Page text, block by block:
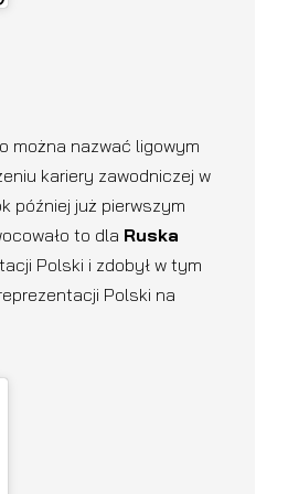
można nazwać ligowym
kariery zawodniczej w
później już pierwszym
to dla Ruska
Polski i zdobył w tym
Polski na